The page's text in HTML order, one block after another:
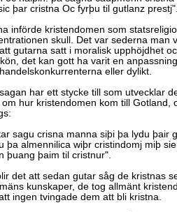
þar cristna Oc fyrþu til gutlanz
införde kristendomen som
skull. Det var sederna man
gutarna satt i moralisk upphöjdhet
det kan gott ha varit en
eller dylikt.
har ett stycke till som utvecklar
om hur kristendomen kom till Gotland,
sagu crisna manna siþi þa lydu þair
þa almennilica wiþr cristindomj miþ
þuang þaim til cristnur".
det att sedan gutar såg de kristnas
kunskaper, de tog allmänt
ingen tvingade dem att bli kristna.